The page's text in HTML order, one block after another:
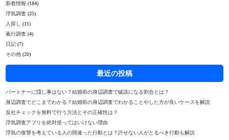
新着情報 (184)
浮気調査 (25)
人探し
(11)
素行調査 (4)
日記 (7)
その他 (20)
最近の投稿
パートナーに隠し事はない？結婚前の身辺調査で破談になる割合とは？
身辺調査でどこまでわかる？結婚前の身辺調査でわかることやした方が良いケースを解説
反社チェックを無料で行う方法とその正確性は？
浮気調査アプリを絶対使ってはいけない理由
浮気の復讐を考えている人の間違った行動とは？許せない人がとるべき行動も解説